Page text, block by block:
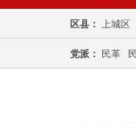
区县： 上城区
党派： 民革